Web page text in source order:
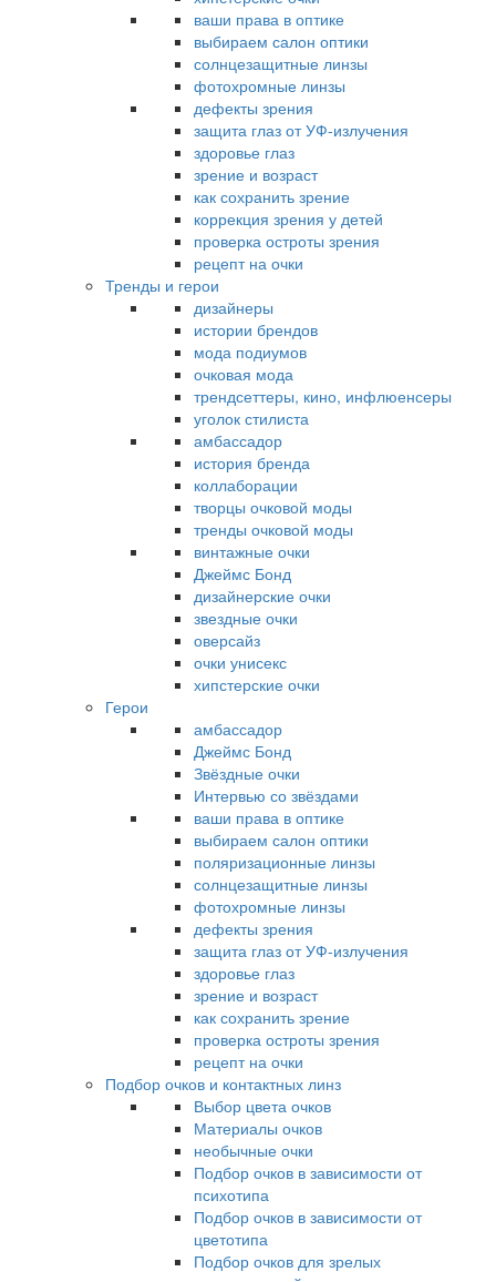
ваши права в оптике
выбираем салон оптики
солнцезащитные линзы
фотохромные линзы
дефекты зрения
защита глаз от УФ-излучения
здоровье глаз
зрение и возраст
как сохранить зрение
коррекция зрения у детей
проверка остроты зрения
рецепт на очки
Тренды и герои
дизайнеры
истории брендов
мода подиумов
очковая мода
трендсеттеры, кино, инфлюенсеры
уголок стилиста
амбассадор
история бренда
коллаборации
творцы очковой моды
тренды очковой моды
винтажные очки
Джеймс Бонд
дизайнерские очки
звездные очки
оверсайз
очки унисекс
хипстерские очки
Герои
амбассадор
Джеймс Бонд
Звёздные очки
Интервью со звёздами
ваши права в оптике
выбираем салон оптики
поляризационные линзы
солнцезащитные линзы
фотохромные линзы
дефекты зрения
защита глаз от УФ-излучения
здоровье глаз
зрение и возраст
как сохранить зрение
проверка остроты зрения
рецепт на очки
Подбор очков и контактных линз
Выбор цвета очков
Материалы очков
необычные очки
Подбор очков в зависимости от
психотипа
Подбор очков в зависимости от
цветотипа
Подбор очков для зрелых